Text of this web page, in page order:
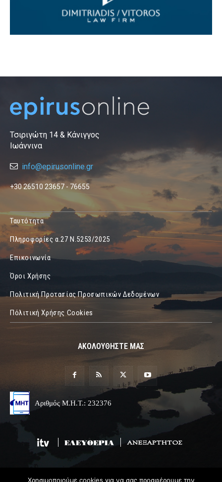
Τσιριγώτη 14 & Κάνιγγος
Ιωάννινα
info@epirusonline.gr
+30 26510 23657 - 76655
Ταυτότητα
Πληροφορίες α.27 Ν.5253/2025
Επικοινωνία
Όροι Χρήσης
Πολιτική Προτασίας Προσωπικών Δεδομένων
Πόλιτική Χρήσης Cookies
ΑΚΟΛΟΥΘΗΣΤΕ ΜΑΣ
Αριθμός Μ.Η.Τ.: 232376
Χρησιμοποιούμε cookies για να σας προσφέρουμε την